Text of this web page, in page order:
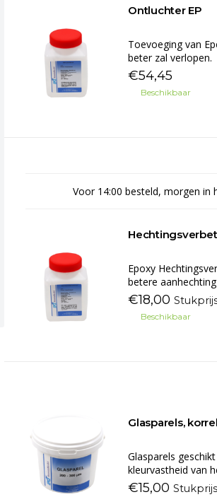
Ontluchter EP
Toevoeging van
beter zal verlopen.
€54,45
Beschikbaar
Voor 14:00 besteld, morgen in
Epoxy
betere
€18,00
Beschikbaar
Glasparels,
Glasparels
kleurvastheid van
€15,00